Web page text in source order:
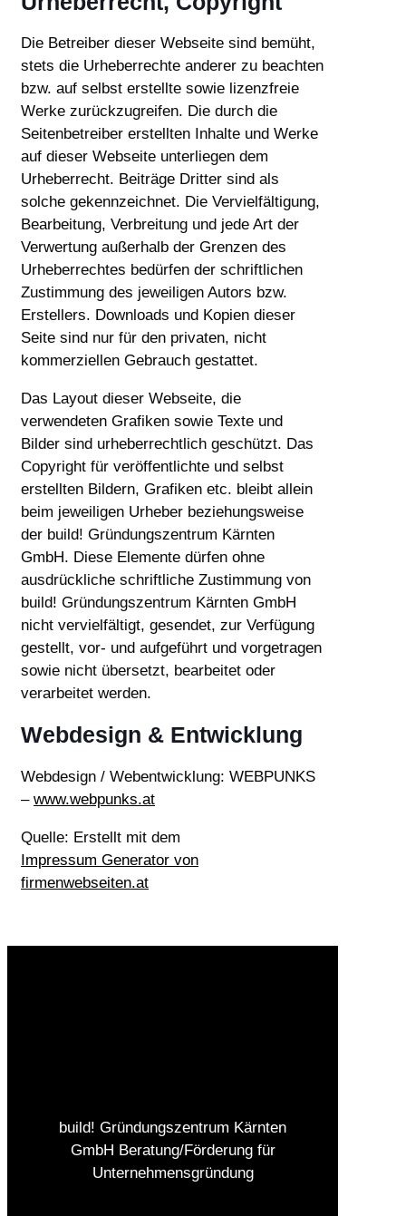
Die Betreiber dieser Webseite sind bemüht,
stets die Urheberrechte anderer zu beachten
bzw. auf selbst erstellte sowie lizenzfreie
Werke zurückzugreifen. Die durch die
Seitenbetreiber erstellten Inhalte und Werke
auf dieser Webseite unterliegen dem
Urheberrecht. Beiträge Dritter sind als
solche gekennzeichnet. Die Vervielfältigung,
Bearbeitung, Verbreitung und jede Art der
Verwertung außerhalb der Grenzen des
Urheberrechtes bedürfen der schriftlichen
Zustimmung des jeweiligen Autors bzw.
Erstellers. Downloads und Kopien dieser
Seite sind nur für den privaten, nicht
kommerziellen Gebrauch gestattet.
Das Layout dieser Webseite, die
verwendeten Grafiken sowie Texte und
Bilder sind urheberrechtlich geschützt. Das
Copyright für veröffentlichte und selbst
erstellten Bildern, Grafiken etc. bleibt allein
beim jeweiligen Urheber beziehungsweise
der build! Gründungszentrum Kärnten
GmbH. Diese Elemente dürfen ohne
ausdrückliche schriftliche Zustimmung von
build! Gründungszentrum Kärnten GmbH
nicht vervielfältigt, gesendet, zur Verfügung
gestellt, vor- und aufgeführt und vorgetragen
sowie nicht übersetzt, bearbeitet oder
verarbeitet werden.
Webdesign & Entwicklung
Webdesign / Webentwicklung: WEBPUNKS
– www.webpunks.at
Quelle: Erstellt mit dem
Impressum Generator von
firmenwebseiten.at
build! Gründungszentrum Kärnten
GmbH Beratung/Förderung für
Unternehmensgründung